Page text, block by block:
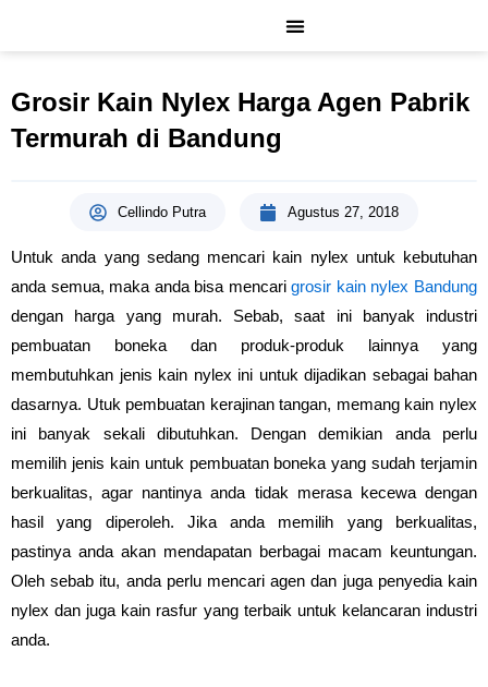
Grosir Kain Nylex Harga Agen Pabrik
Termurah di Bandung
Cellindo Putra Agustus 27, 2018
Untuk anda yang sedang mencari kain nylex untuk kebutuhan
anda semua, maka anda bisa mencarigrosir kain nylex Bandung
dengan harga yang murah. Sebab, saat ini banyak industri
pembuatan boneka dan produk-produk lainnya yang
membutuhkan jenis kain nylex ini untuk dijadikan sebagai bahan
dasarnya. Utuk pembuatan kerajinan tangan, memang kain nylex
ini banyak sekali dibutuhkan. Dengan demikian anda perlu
memilih jenis kain untuk pembuatan boneka yang sudah terjamin
berkualitas, agar nantinya anda tidak merasa kecewa dengan
hasil yang diperoleh. Jika anda memilih yang berkualitas,
pastinya anda akan mendapatan berbagai macam keuntungan.
Oleh sebab itu, anda perlu mencari agen dan juga penyedia kain
nylex dan juga kain rasfur yang terbaik untuk kelancaran industri
anda.